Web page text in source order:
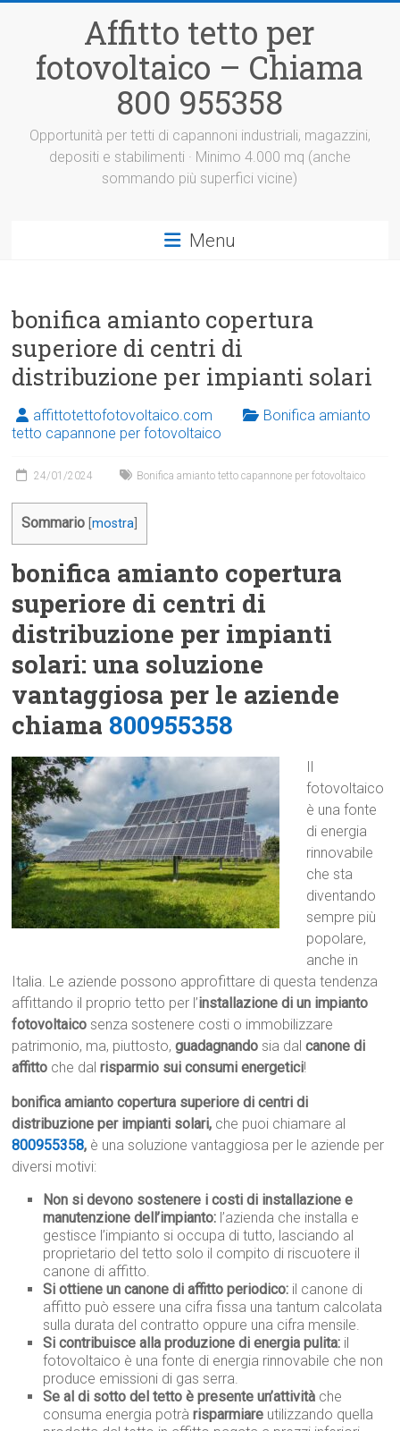
Affitto tetto per
fotovoltaico – Chiama
800 955358
Opportunità per tetti di capannoni industriali, magazzini,
depositi e stabilimenti · Minimo 4.000 mq (anche
sommando più superfici vicine)
Menu
bonifica amianto copertura
superiore di centri di
distribuzione per impianti solari
affittotettofotovoltaico.com
Bonifica amianto
tetto capannone per fotovoltaico
24/01/2024 Bonifica amianto tetto capannone per fotovoltaico
Sommario [mostra
bonifica amianto copertura
superiore di centri di
distribuzione per impianti
solari: una soluzione
vantaggiosa per le aziende
chiama 800955358
fotovoltaico
è una fonte
di energia
rinnovabile
che sta
diventando
sempre più
popolare,
anche in
Italia. Le aziende possono approfittare di questa tendenza
affittando il proprio tetto per l’installazione di un impianto
fotovoltaico senza sostenere costi o immobilizzare
patrimonio, ma, piuttosto,guadagnando sia dalcanone di
affitto che dalrisparmio sui consumi energetici!
bonifica amianto copertura superiore di centri di
distribuzione per impianti solari, che puoi chiamare al
800955358, è una soluzione vantaggiosa per le aziende per
diversi motivi:
Non si devono sostenere i costi di installazione e
manutenzione dell’impianto: l’azienda che installa e
gestisce l’impianto si occupa di tutto, lasciando al
proprietario del tetto solo il compito di riscuotere il
canone di affitto.
Si ottiene un canone di affitto periodico: il canone di
affitto può essere una cifra fissa una tantum calcolata
sulla durata del contratto oppure una cifra mensile.
Si contribuisce alla produzione di energia pulita: il
fotovoltaico è una fonte di energia rinnovabile che non
produce emissioni di gas serra.
Se al di sotto del tetto è presente un’attività che
consuma energia potràrisparmiare utilizzando quella